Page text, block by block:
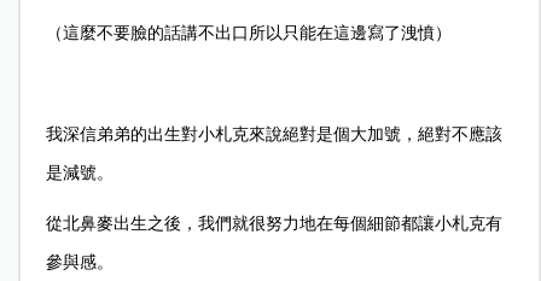
（這麼不要臉的話講不出口所以只能在這邊寫了洩憤）
我深信弟弟的出生對小札克來說絕對是個大加號，絕對不應該
是減號。
從北鼻麥出生之後，我們就很努力地在每個細節都讓小札克有
參與感。